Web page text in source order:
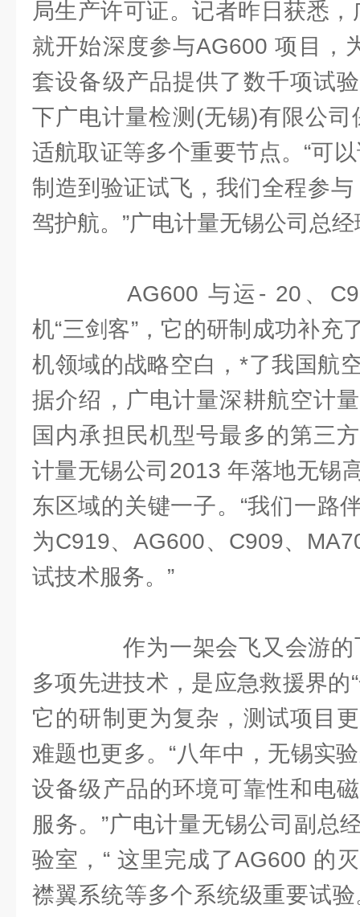
局生产许可证。记者昨日获悉
就开始深度参与AG600 项目，
套设备级产品提供了数千项试
下广电计量检测(无锡)有限公
适航取证等多个重要节点。“可
制造到验证试飞，我们全程参与
驾护航。”广电计量无锡公司总
AG600 与运- 20、
机“三剑客”，它的研制成功补充
机领域的战略空白，*了我国航
据介绍，广电计量深耕航空计
国内承担民机型号最多的第三
计量无锡公司2013 年落地无锡
东区域的关键一子。“我们一路
为C919、AG600、C909、
试技术服务。”
作为一架会飞又会游的
多项先进技术，是应急救援界的
它的研制更为复杂，测试项目
难题也更多。“八年中，无锡实
设备级产品的环境可靠性和电
服务。”广电计量无锡公司副总
验室，“ 这里完成了AG600 的
襟翼系统等多个系统级重要试